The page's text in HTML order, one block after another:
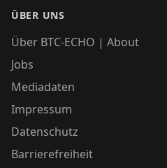
ÜBER UNS
Über BTC-ECHO | About
Jobs
Mediadaten
Impressum
Datenschutz
Barrierefreiheit